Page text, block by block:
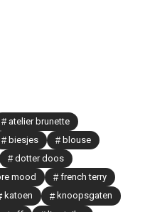
atelier brunette
biesjes
blouse
dotter doos
mood
french terry
katoen
knoopsgaten